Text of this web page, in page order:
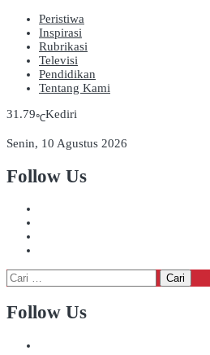
Peristiwa
Inspirasi
Rubrikasi
Televisi
Pendidikan
Tentang Kami
31.79℃Kediri
Senin, 10 Agustus 2026
Follow Us
Cari
untuk:
Follow Us